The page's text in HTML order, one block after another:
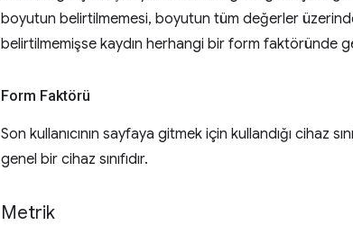
boyutun belirtilmemesi, boyutun tüm değerler
belirtilmemişse kaydın herhangi bir form faktöründe
Form Faktörü
Son kullanıcının sayfaya gitmek için kullandığı cihaz
genel bir cihaz sınıfıdır.
Metrik